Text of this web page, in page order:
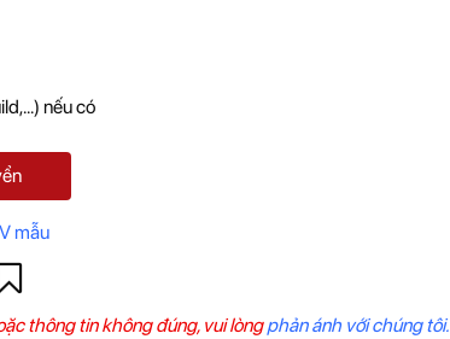
nếu có
mẫu
thông tin không đúng, vui lòngphản ánh với chúng tôi.